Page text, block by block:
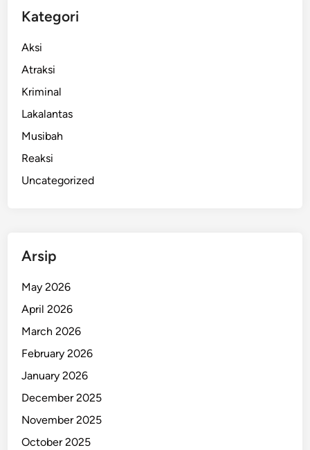
Kategori
Aksi
Atraksi
Kriminal
Lakalantas
Musibah
Reaksi
Uncategorized
Arsip
May 2026
April 2026
March 2026
February 2026
January 2026
December 2025
November 2025
October 2025